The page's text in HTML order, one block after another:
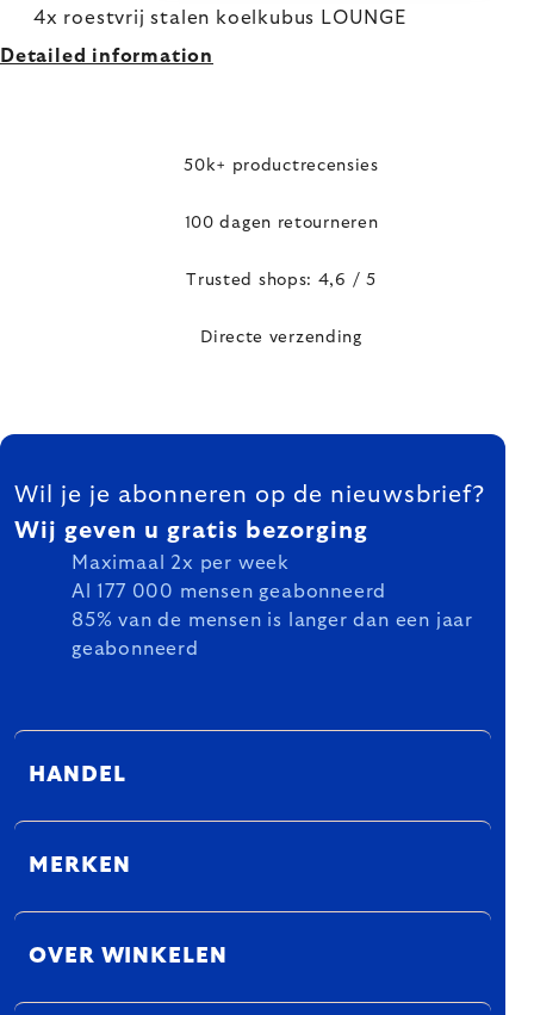
4x roestvrij stalen koelkubus LOUNGE
Detailed information
50k+ productrecensies
100 dagen retourneren
Trusted shops: 4,6 / 5
Directe verzending
FOOTER
Wil je je abonneren op de nieuwsbrief?
Wij geven u gratis bezorging
Maximaal 2x per week
Al 177 000 mensen geabonneerd
85% van de mensen is langer dan een jaar
geabonneerd
HANDEL
MERKEN
OVER WINKELEN